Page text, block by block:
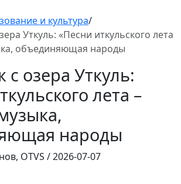
и культура/
Уткуль: «Песни иткульского лета
объединяющая народы
с озера Уткуль:
лета –
народы
OTVS /2026-07-07